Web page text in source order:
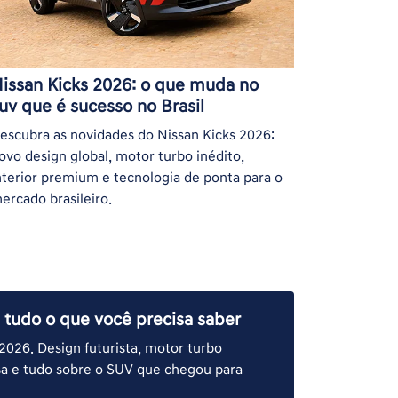
Kicks 2026: o que muda no
que é sucesso no Brasil
as novidades do Nissan Kicks 2026:
design global, motor turbo inédito,
premium e tecnologia de ponta para o
brasileiro.
o que você precisa saber
Design futurista, motor turbo
e tudo sobre o SUV que chegou para